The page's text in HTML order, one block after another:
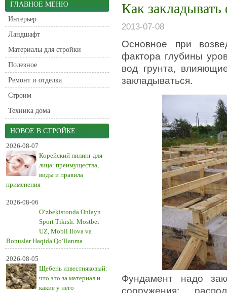
ГЛАВНОЕ МЕНЮ
Интерьер
Ландшафт
Материалы для стройки
Полезное
Ремонт и отделка
Строим
Техника дома
НОВОЕ В СТРОЙКЕ
2026-08-07
Корейский пилинг для
лица: преимущества,
виды и правила
применения
2026-08-06
O‘zbekistonda Onlayn
Sport Tikish: Mostbet
UZ, Mobil Ilova va
Bonuslar Haqida Qo‘llanma
2026-08-05
Щебень известняковый:
что это за материал и
какие у него
Как
2013-07-08
Основное при
фактора глубины
вод грунта,
закладываться.
Фундамент надо
сооружения: